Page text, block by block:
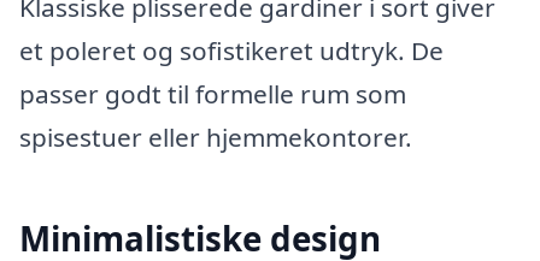
Klassiske plisserede gardiner i sort giver
et poleret og sofistikeret udtryk. De
passer godt til formelle rum som
spisestuer eller hjemmekontorer.
Minimalistiske design